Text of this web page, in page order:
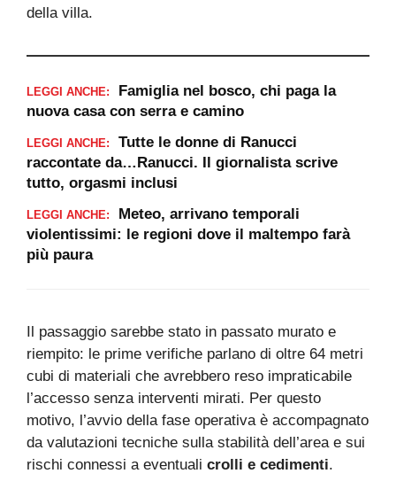
della villa.
LEGGI ANCHE:
Famiglia nel bosco, chi paga la
nuova casa con serra e camino
LEGGI ANCHE:
Tutte le donne di Ranucci
raccontate da…Ranucci. Il giornalista scrive
tutto, orgasmi inclusi
LEGGI ANCHE:
Meteo, arrivano temporali
violentissimi: le regioni dove il maltempo farà
più paura
Il passaggio sarebbe stato in passato murato e
riempito: le prime verifiche parlano di oltre 64 metri
cubi di materiali che avrebbero reso impraticabile
l’accesso senza interventi mirati. Per questo
motivo, l’avvio della fase operativa è accompagnato
da valutazioni tecniche sulla stabilità dell’area e sui
rischi connessi a eventuali crolli e cedimenti.